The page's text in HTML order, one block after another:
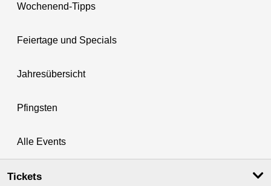
Wochenend-Tipps
Feiertage und Specials
Jahresübersicht
Pfingsten
Alle Events
Tickets